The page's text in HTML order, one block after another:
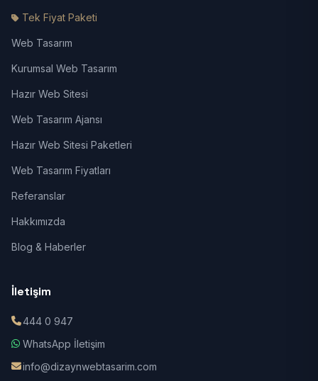
Tek Fiyat Paketi
Web Tasarım
Kurumsal Web Tasarım
Hazır Web Sitesi
Web Tasarım Ajansı
Hazır Web Sitesi Paketleri
Web Tasarım Fiyatları
Referanslar
Hakkımızda
Blog & Haberler
İletişim
444 0 947
WhatsApp İletişim
info@dizaynwebtasarim.com